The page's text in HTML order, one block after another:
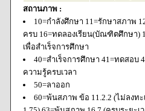
สถานภาพ :
10=กำลังศึกษา 11=รักษาสภาพ
ครบ 16=ทดลองเรียน(บัณฑิตศึกษา)
เพื่อสำเร็จการศึกษา
40=สำเร็จการศึกษา 41=ทดสอบ
ความรู้ครบเวลา
50=ลาออก
60=พ้นสภาพ ข้อ 11.2.2 (ไม่ลงท